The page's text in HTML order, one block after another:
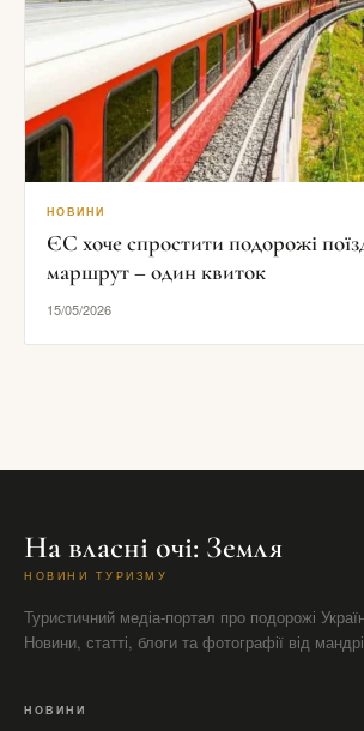
НОВИНИ
ЄС хоче спростити подорожі
маршрут – один квиток
15/05/2026
На власні очі: Земля
НОВИНИ ТУРИЗМУ
Туристичний медіа-портал про подорожі
Новини, статті, блоги та фотографії від
НОВИНИ